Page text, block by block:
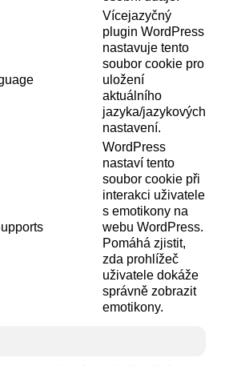
Vícejazyčný
plugin WordPress
nastavuje tento
soubor cookie pro
uložení
aktuálního
jazyka/jazykových
nastavení.
WordPress
nastaví tento
soubor cookie při
interakci uživatele
s emotikony na
webu WordPress.
Pomáhá zjistit,
zda prohlížeč
uživatele dokáže
správně zobrazit
emotikony.